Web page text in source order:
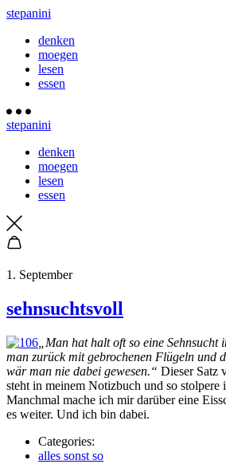
stepanini
denken
moegen
lesen
essen
stepanini
denken
moegen
lesen
essen
1. September
sehnsuchtsvoll
„Man hat halt oft so eine
man zurück mit gebrochenen Flügeln und
wär man nie dabei gewesen.“ Dieser Satz
steht in meinem Notizbuch und so stolpere
Manchmal mache ich mir darüber eine
es weiter. Und ich bin dabei.
Categories:
alles sonst so